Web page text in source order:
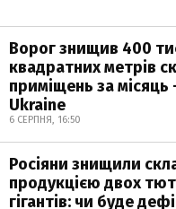
Ворог знищив 400
квадратних метрів
приміщень за місяць
Ukraine
6 СЕРПНЯ, 16:50
Росіяни знищили
продукцією двох
гігантів: чи буде